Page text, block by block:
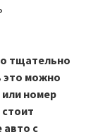
тщательно
это можно
номер
авто с